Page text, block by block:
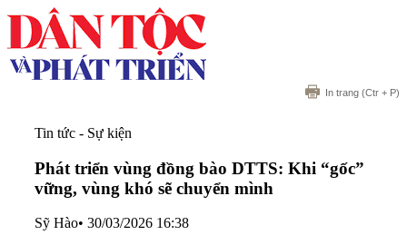
In trang (Ctr + P)
Tin tức - Sự kiện
Phát triển vùng đồng bào DTTS: Khi “gốc”
vững, vùng khó sẽ chuyển mình
Sỹ Hào• 30/03/2026 16:38